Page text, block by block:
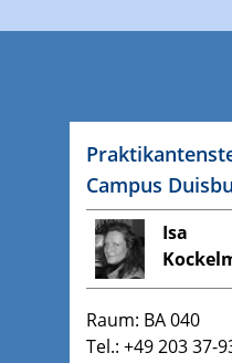
Campus
Isa
Raum: BA 040
Tel.: +49 203 37-